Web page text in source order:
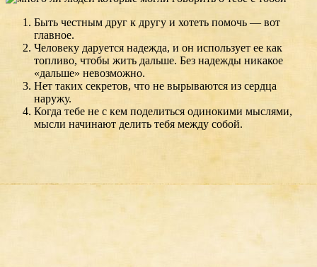
Быть честным друг к другу и хотеть помочь — вот
главное.
Человеку даруется надежда, и он использует ее как
топливо, чтобы жить дальше. Без надежды никакое
«дальше» невозможно.
Нет таких секретов, что не вырываются из сердца
наружу.
Когда тебе не с кем поделиться одинокими мыслями,
мысли начинают делить тебя между собой.